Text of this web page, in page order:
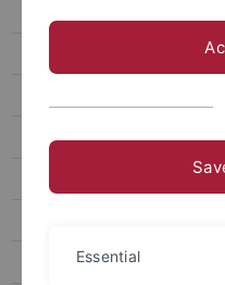
Dr. Marco Daniel Gulewitsch
Dr. Svenja Tan Tjhen
Martin Findler
Essential